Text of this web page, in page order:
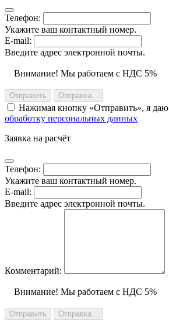
Телефон:
Укажите ваш контактный номер.
E-mail:
Введите адрес электронной почты.
Внимание! Мы работаем с НДС 5%
Отправить Отправка...
Нажимая кнопку Отправить , я даю
обработку персональных данных
Заявка на расчёт
Телефон:
Укажите ваш контактный номер.
E-mail:
Введите адрес электронной почты.
Комментарий:
Внимание! Мы работаем с НДС 5%
Отправить Отправка...